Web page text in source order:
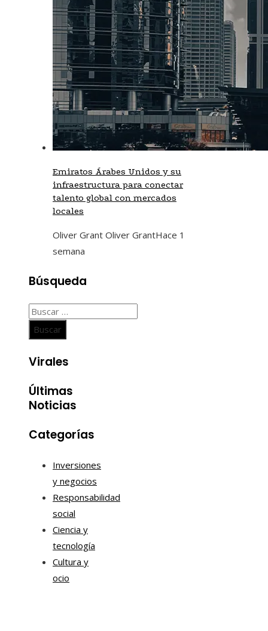
Emiratos Árabes Unidos y su
infraestructura para conectar
talento global con mercados
locales
Oliver Grant Oliver GrantHace 1
semana
Búsqueda
Buscar:
Virales
Últimas
Noticias
Categorías
Inversiones
y negocios
Responsabilidad
social
Ciencia y
tecnología
Cultura y
ocio